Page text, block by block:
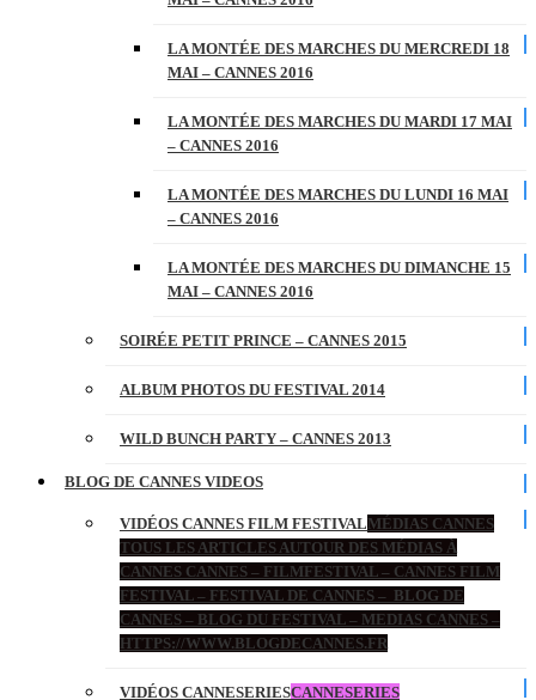
LA MONTÉE DES MARCHES DU MERCREDI 18
MAI – CANNES 2016
LA MONTÉE DES MARCHES DU MARDI 17 MAI
– CANNES 2016
LA MONTÉE DES MARCHES DU LUNDI 16 MAI
– CANNES 2016
LA MONTÉE DES MARCHES DU DIMANCHE 15
MAI – CANNES 2016
SOIRÉE PETIT PRINCE – CANNES 2015
ALBUM PHOTOS DU FESTIVAL 2014
WILD BUNCH PARTY – CANNES 2013
BLOG DE CANNES VIDEOS
VIDÉOS CANNES FILM FESTIVALMÉDIAS CANNES
TOUS LES ARTICLES AUTOUR DES MÉDIAS À
CANNES CANNES – FILMFESTIVAL – CANNES FILM
FESTIVAL – FESTIVAL DE CANNES – BLOG DE
CANNES – BLOG DU FESTIVAL – MEDIAS CANNES –
HTTPS://WWW.BLOGDECANNES.FR
VIDÉOS CANNESERIESCANNESERIES